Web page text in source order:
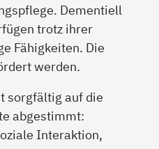
Dementiell
trotz ihrer
Fähigkeiten. Die
werden.
sorgfältig auf die
abgestimmt:
Interaktion,